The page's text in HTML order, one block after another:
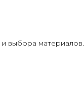
выбора материалов.